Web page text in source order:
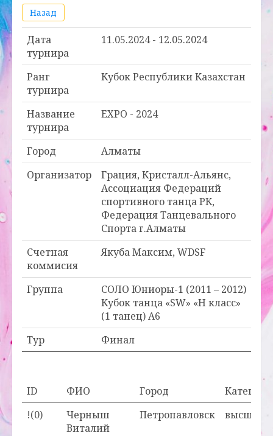
Назад
Дата
турнира
11.05.2024 - 12.05.2024
Ранг
турнира
Кубок Республики Казахстан
Название
турнира
EXPO - 2024
Город
Алматы
Организатор
Грация, Кристалл-Альянс,
Ассоциация Федераций
спортивного танца РК,
Федерация Танцевального
Спорта г.Алматы
Счетная
коммисия
Якуба Максим, WDSF
Группа
СОЛО Юниоры-1 (2011 – 2012)
Кубок танца «SW» «Н класс»
(1 танец) А6
Тур
Финал
ID ФИО Город
!(0)
Черныш
Виталий
Петропавловск высшая